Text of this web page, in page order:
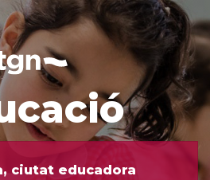
ciutat educadora